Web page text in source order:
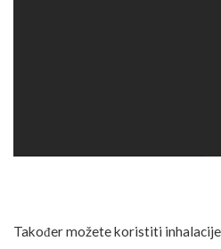
Također možete koristiti